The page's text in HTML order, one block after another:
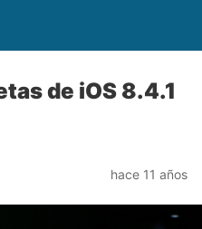
de iOS 8.4.1
hace 11 años